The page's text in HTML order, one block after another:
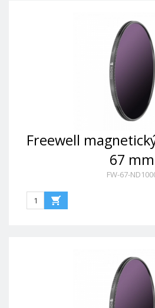
Freewell
67 mm
FW-67-